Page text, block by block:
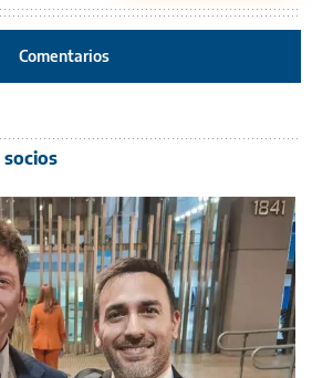
Comentarios
socios